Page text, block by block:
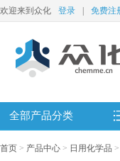
欢迎来到众化 登录 免费注
全部产品分类
首页 > 产品中心 > 日用化学品 >